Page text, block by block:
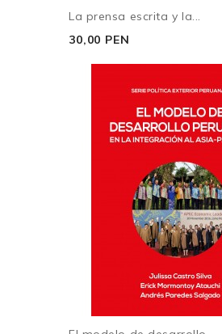
La prensa escrita y la...
30,00 PEN